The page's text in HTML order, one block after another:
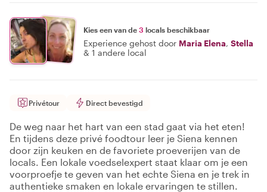
Kies een van de 3 locals beschikbaar
Experience gehost door Maria Elena, Stella
& 1 andere local
Privétour Direct bevestigd
De weg naar het hart van een stad gaat via het eten!
En tijdens deze privé foodtour leer je Siena kennen
door zijn keuken en de favoriete proeverijen van de
locals. Een lokale voedselexpert staat klaar om je een
voorproefje te geven van het echte Siena en je trek in
authentieke smaken en lokale ervaringen te stillen.